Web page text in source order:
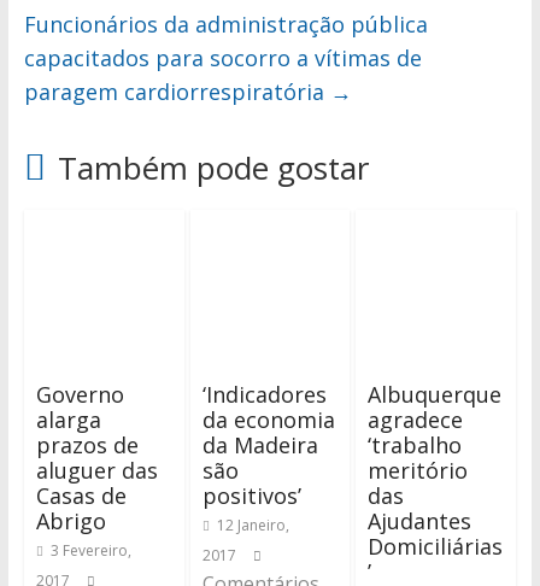
Funcionários da administração pública
capacitados para socorro a vítimas de
paragem cardiorrespiratória →
Também pode gostar
Governo
alarga
prazos de
aluguer das
Casas de
Abrigo
3 Fevereiro,
2017
‘Indicadores
da economia
da Madeira
são
positivos’
12 Janeiro,
2017
Albuquerque
agradece
‘trabalho
meritório
das
Ajudantes
Domiciliárias
’